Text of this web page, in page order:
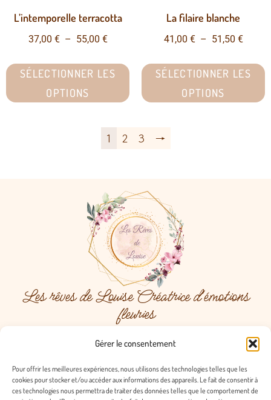
Gérer le consentement
Pour offrir les meilleures expériences, nous utilisons des technologies telles que les
cookies pour stocker et/ou accéder aux informations des appareils. Le fait de consentir à
ces technologies nous permettra de traiter des données telles que le comportement de
L’intemporelle terracotta
37,00 € – 55,00 €
SÉLECTIONNER LES
OPTIONS
La filaire blanche
41,00 € – 51,50 €
SÉLECTIONNER LES
OPTIONS
1 2 3 →
Les rêves de Louise Créatrice d'émotions
fleuries
Menu